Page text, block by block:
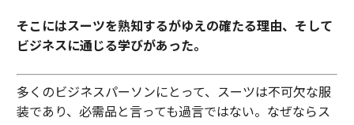
そこにはスーツを熟知するがゆえの確たる理由、そして
ビジネスに通じる学びがあった。
多くのビジネスパーソンにとって、スーツは不可欠な服
装であり、必需品と言っても過言ではない。なぜならス